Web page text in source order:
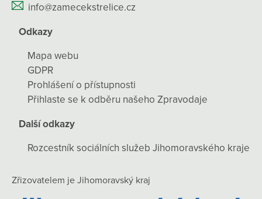
info@zamecekstrelice.cz
Odkazy
Mapa webu
GDPR
Prohlášení o přístupnosti
Přihlaste se k odběru našeho Zpravodaje
Další odkazy
Rozcestník sociálních služeb Jihomoravského kraje
Zřizovatelem je Jihomoravský kraj